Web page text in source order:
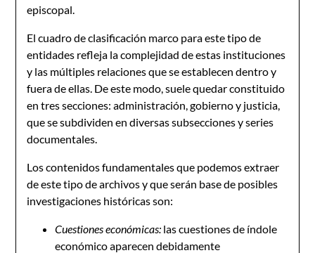
episcopal.
El cuadro de clasificación marco para este tipo de
entidades refleja la complejidad de estas instituciones
y las múltiples relaciones que se establecen dentro y
fuera de ellas. De este modo, suele quedar constituido
en tres secciones: administración, gobierno y justicia,
que se subdividen en diversas subsecciones y series
documentales.
Los contenidos fundamentales que podemos extraer
de este tipo de archivos y que serán base de posibles
investigaciones históricas son:
Cuestiones económicas: las cuestiones de índole
económico aparecen debidamente